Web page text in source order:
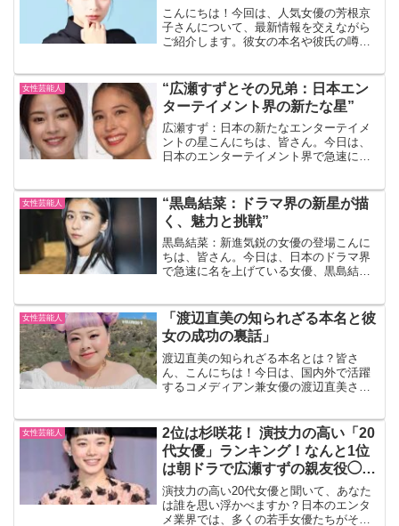
こんにちは！今回は、人気女優の芳根京
子さんについて、最新情報を交えながら
ご紹介します。彼女の本名や彼氏の噂、
んの本名は、そのまま「芳根京子」で
す。1997年2月28日...
女性芸能人
“広瀬すずとその兄弟：日本エン
ターテイメント界の新たな星”
広瀬すず：日本の新たなエンターテイメ
ントの星こんにちは、皆さん。今日は、
日本のエンターテイメント界で急速に名
と、彼女がどのようにして今の地位に上
り詰めたのかを詳しく見てい...
女性芸能人
“黒島結菜：ドラマ界の新星が描
く、魅力と挑戦”
黒島結菜：新進気鋭の女優の登場こんに
ちは、皆さん。今日は、日本のドラマ界
で急速に名を上げている女優、黒島結菜
ます。黒島結菜：その魅力とは黒島結菜
さんの魅力は何と言っても...
女性芸能人
「渡辺直美の知られざる本名と彼
女の成功の裏話」
渡辺直美の知られざる本名とは？皆さ
ん、こんにちは！今日は、国内外で活躍
するコメディアン兼女優の渡辺直美さん
い浮かべるのは、そのユニークなキャラ
クターと圧倒的な存在感でしょ...
女性芸能人
2位は杉咲花！ 演技力の高い「20
代女優」ランキング！なんと1位
は朝ドラで広瀬すずの親友役◯◯
だった！
演技力の高い20代女優と聞いて、あなた
は誰を思い浮かべますか？日本のエンタ
メ業界では、多くの若手女優たちがその